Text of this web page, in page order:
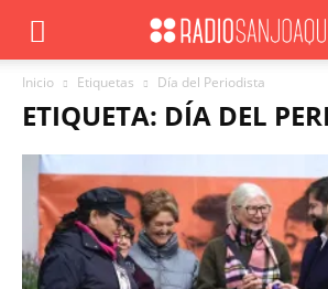
Inicio Etiquetas Día del Periodista
ETIQUETA: DÍA DEL